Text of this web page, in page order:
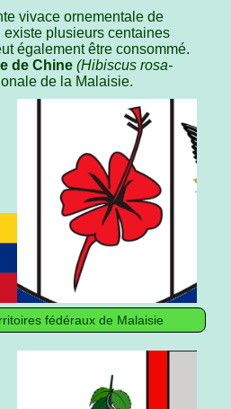
vivace ornementale de
plusieurs centaines
également être consommé.
de Chine (Hibiscus rosa-
de la Malaisie.
fédéraux de Malaisie